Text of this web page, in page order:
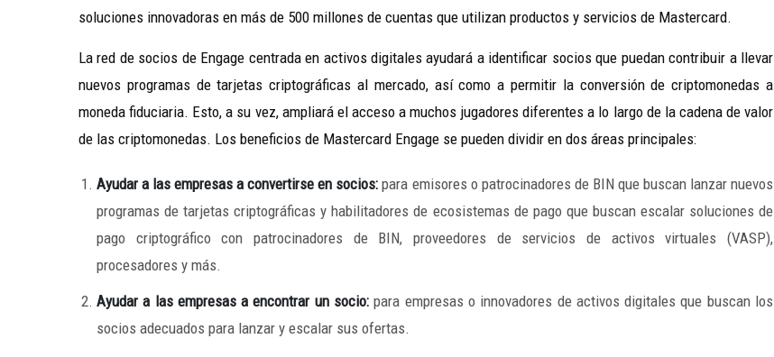
soluciones innovadoras en más de 500 millones de cuentas que utilizan productos y servicios de Mastercard.
La red de socios de Engage centrada en activos digitales ayudará a identificar socios que puedan contribuir a llevar
nuevos programas de tarjetas criptográficas al mercado, así como a permitir la conversión de criptomonedas a
moneda fiduciaria. Esto, a su vez, ampliará el acceso a muchos jugadores diferentes a lo largo de la cadena de valor
de las criptomonedas. Los beneficios de Mastercard Engage se pueden dividir en dos áreas principales:
Ayudar a las empresas a convertirse en socios: para emisores o patrocinadores de BIN que buscan lanzar nuevos
programas de tarjetas criptográficas y habilitadores de ecosistemas de pago que buscan escalar soluciones de
pago criptográfico con patrocinadores de BIN, proveedores de servicios de activos virtuales (VASP),
procesadores y más.
Ayudar a las empresas a encontrar un socio: para empresas o innovadores de activos digitales que buscan los
socios adecuados para lanzar y escalar sus ofertas.